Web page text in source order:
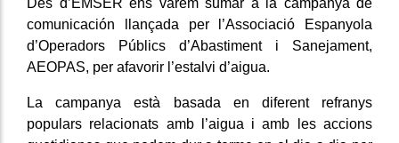
Des d’EMSER ens vàrem sumar a la campanya de
comunicación llançada per l’Associació Espanyola
d’Operadors Públics d’Abastiment i Sanejament,
AEOPAS, per afavorir l’estalvi d’aigua.
La campanya està basada en diferent refranys
populars relacionats amb l’aigua i amb les accions